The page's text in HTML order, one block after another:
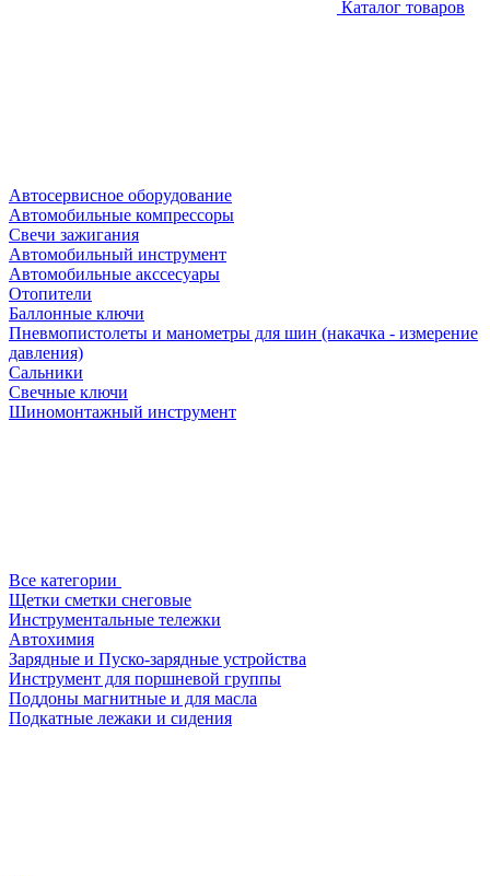
Каталог товаров
Автосервисное оборудование
Автомобильные компрессоры
Свечи зажигания
Автомобильный инструмент
Автомобильные акссесуары
Отопители
Баллонные ключи
Пневмопистолеты и манометры для шин (накачка - измерение
давления)
Сальники
Свечные ключи
Шиномонтажный инструмент
Все категории
Щетки сметки снеговые
Инструментальные тележки
Автохимия
Зарядные и Пуско-зарядные устройства
Инструмент для поршневой группы
Поддоны магнитные и для масла
Подкатные лежаки и сидения